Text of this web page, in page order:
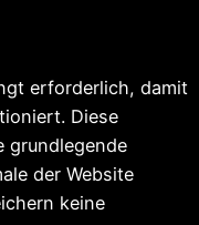
erforderlich, damit
Diese
grundlegende
der Website
keine